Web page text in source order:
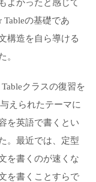
よかったと感じて
Tableの基礎であ
構造を自ら導ける
。
クラスの復習を
えられたテーマに
を英語で書くとい
。最近では、定型
を書くのが速くな
を書くことすらで